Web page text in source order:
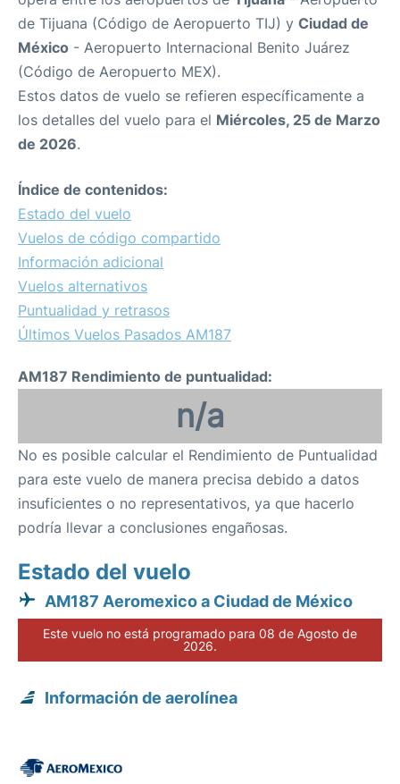
de Tijuana (Código de Aeropuerto TIJ) y Ciudad de
México - Aeropuerto Internacional Benito Juárez
(Código de Aeropuerto MEX).
Estos datos de vuelo se refieren específicamente a
los detalles del vuelo para el Miércoles, 25 de Marzo
de 2026.
Índice de contenidos:
Estado del vuelo
Vuelos de código compartido
Información adicional
Vuelos alternativos
Puntualidad y retrasos
Últimos Vuelos Pasados AM187
AM187 Rendimiento de puntualidad:
n/a
No es posible calcular el Rendimiento de Puntualidad
para este vuelo de manera precisa debido a datos
insuficientes o no representativos, ya que hacerlo
podría llevar a conclusiones engañosas.
Estado del vuelo
AM187 Aeromexico a Ciudad de México
Este vuelo no está programado para 08 de Agosto de
2026.
Información de aerolínea